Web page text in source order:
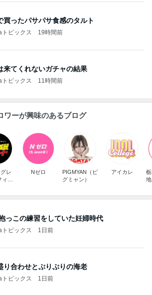
買ったパサパサ食感のタルト
ピックス 19時間前
来てくれないガチャの結果
ピックス 11時間前
ワーが興味のあるブログ
レ
シ
Nゼロ
PIGMYAN（ピ
グミャン）
アイカレ
っこの練習をしていた妊婦時代
ピックス 1日前
り合わせとぷりぷりの海老
ピックス 1日前